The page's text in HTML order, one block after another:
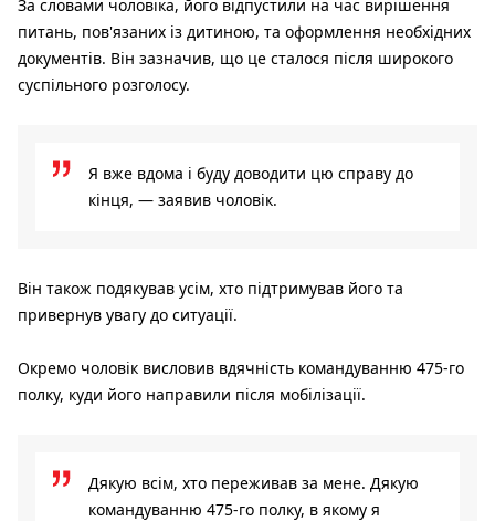
За словами чоловіка, його відпустили на час вирішення
питань, пов'язаних із дитиною, та оформлення необхідних
документів. Він зазначив, що це сталося після широкого
суспільного розголосу.
Я вже вдома і буду доводити цю справу до
кінця, — заявив чоловік.
Він також подякував усім, хто підтримував його та
привернув увагу до ситуації.
Окремо чоловік висловив вдячність командуванню 475-го
полку, куди його направили після мобілізації.
Дякую всім, хто переживав за мене. Дякую
командуванню 475-го полку, в якому я